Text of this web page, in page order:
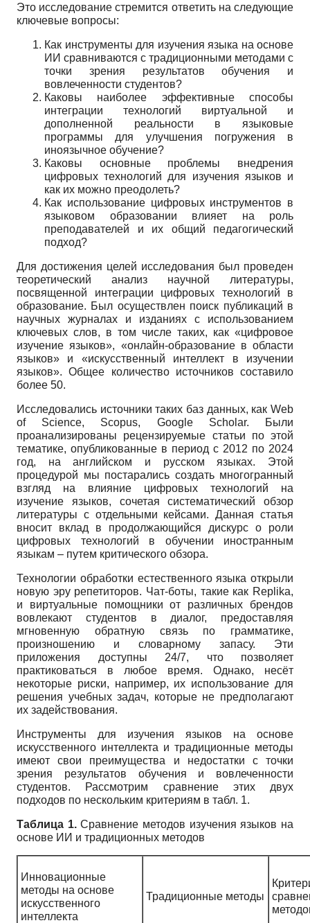
Это исследование стремится ответить на следующие
ключевые вопросы:
Как инструменты для изучения языка на основе
ИИ сравниваются с традиционными методами с
точки зрения результатов обучения и
вовлеченности студентов?
Каковы наиболее эффективные способы
интеграции технологий виртуальной и
дополненной реальности в языковые
программы для улучшения погружения в
иноязычное обучение?
Каковы основные проблемы внедрения
цифровых технологий для изучения языков и
как их можно преодолеть?
Как использование цифровых инструментов в
языковом образовании влияет на роль
преподавателей и их общий педагогический
подход?
Для достижения целей исследования был проведен
теоретический анализ научной литературы,
посвященной интеграции цифровых технологий в
образование. Был осуществлен поиск публикаций в
научных журналах и изданиях с использованием
ключевых слов, в том числе таких, как «цифровое
изучение языков», «онлайн-образование в области
языков» и «искусственный интеллект в изучении
языков». Общее количество источников составило
более 50.
Исследовались источники таких баз данных, как Web
of Science, Scopus, Google Scholar. Были
проанализированы рецензируемые статьи по этой
тематике, опубликованные в период с 2012 по 2024
год, на английском и русском языках. Этой
процедурой мы постарались создать многогранный
взгляд на влияние цифровых технологий на
изучение языков, сочетая систематический обзор
литературы с отдельными кейсами. Данная статья
вносит вклад в продолжающийся дискурс о роли
цифровых технологий в обучении иностранным
языкам – путем критического обзора.
Технологии обработки естественного языка открыли
новую эру репетиторов. Чат-боты, такие как Replika,
и виртуальные помощники от различных брендов
вовлекают студентов в диалог, предоставляя
мгновенную обратную связь по грамматике,
произношению и словарному запасу. Эти
приложения доступны 24/7, что позволяет
практиковаться в любое время. Однако, несёт
некоторые риски, например, их использование для
решения учебных задач, которые не предполагают
их задействования.
Инструменты для изучения языков на основе
искусственного интеллекта и традиционные методы
имеют свои преимущества и недостатки с точки
зрения результатов обучения и вовлеченности
студентов. Рассмотрим сравнение этих двух
подходов по нескольким критериям в табл. 1.
Таблица 1.Сравнение методов изучения языков на
основе ИИ и традиционных методов
Инновационные
методы на основе
искусственного
интеллекта
Традиционные методы